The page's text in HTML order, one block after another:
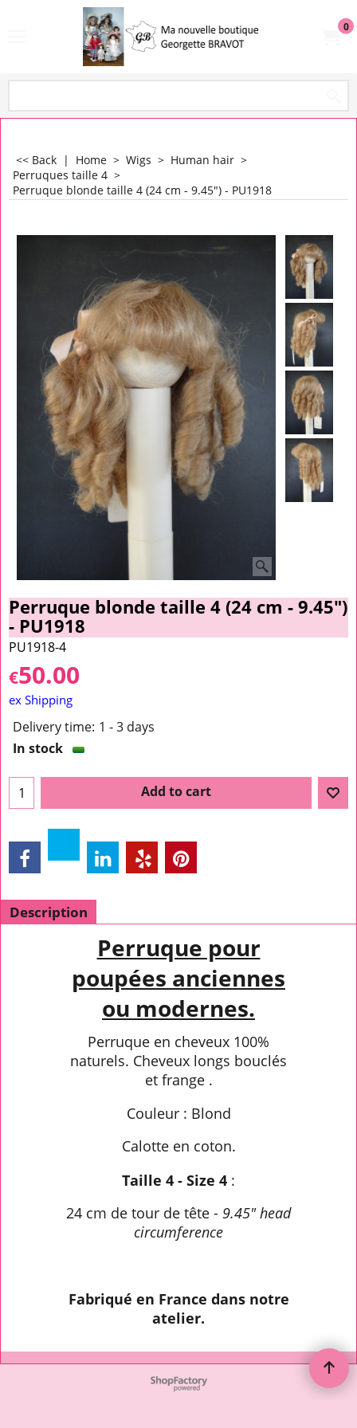
0
<< Back | Home > Wigs > Human hair >
Perruques taille 4 >
Perruque blonde taille 4 (24 cm - 9.45") - PU1918
Perruque blonde taille 4 (24 cm - 9.45")
- PU1918
PU1918-4
€50.00
ex Shipping
Delivery time: 1 - 3 days
In stock
Add to cart
Description
Perruque pour
poupées anciennes
ou modernes.
Perruque en cheveux 100%
naturels. Cheveux longs bouclés
et frange .
Couleur : Blond
Calotte en coton.
Taille 4 - Size 4 :
24 cm de tour de tête - 9.45" head
circumference
Fabriqué en France dans notre
atelier.
To create online store ShopFactory eCommerce software was used.